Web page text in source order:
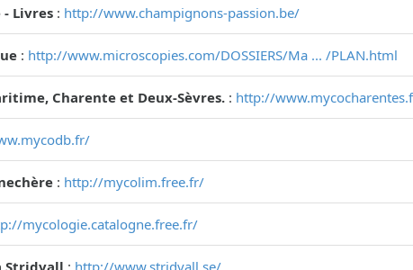
Livres : http://www.champignons-passion.be/
: http://www.microscopies.com/DOSSIERS/Ma ... /PLAN.html
Charente et Deux-Sèvres. : http://
: http://mycolim.free.fr/
mycologie.catalogne.free.fr/